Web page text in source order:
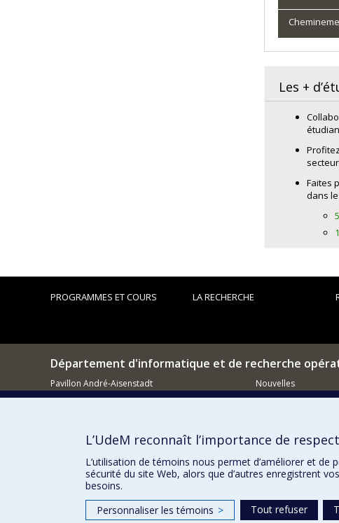
Les +
Faites
dans
PROGRAMMES ET COURS LA RECHERCHE
Département d'informatique et de recherche
Pavillon André-Aisenstadt
2920, chemin de la Tour
514 343-6602
Nouvelles
L’UdeM reconnaît l’importance de
L’utilisation de témoins nous permet d’améliorer et
sécurité du site Web, alors que d’autres enregistrent
besoins.
Personnaliser les témoins > Tout refuser